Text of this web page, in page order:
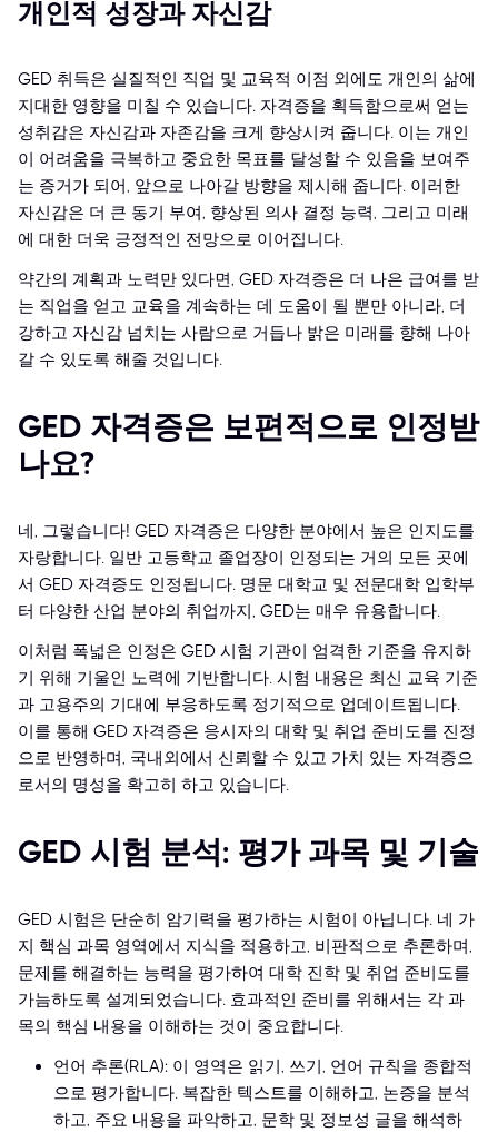
개인적 성장과 자신감
GED 취득은 실질적인 직업 및 교육적 이점 외에도 개인의 삶에
지대한 영향을 미칠 수 있습니다. 자격증을 획득함으로써 얻는
성취감은 자신감과 자존감을 크게 향상시켜 줍니다. 이는 개인
이 어려움을 극복하고 중요한 목표를 달성할 수 있음을 보여주
는 증거가 되어, 앞으로 나아갈 방향을 제시해 줍니다. 이러한
자신감은 더 큰 동기 부여, 향상된 의사 결정 능력, 그리고 미래
에 대한 더욱 긍정적인 전망으로 이어집니다.
약간의 계획과 노력만 있다면, GED 자격증은 더 나은 급여를 받
는 직업을 얻고 교육을 계속하는 데 도움이 될 뿐만 아니라, 더
강하고 자신감 넘치는 사람으로 거듭나 밝은 미래를 향해 나아
갈 수 있도록 해줄 것입니다.
GED 자격증은 보편적으로 인정받
나요?
네, 그렇습니다! GED 자격증은 다양한 분야에서 높은 인지도를
자랑합니다. 일반 고등학교 졸업장이 인정되는 거의 모든 곳에
서 GED 자격증도 인정됩니다. 명문 대학교 및 전문대학 입학부
터 다양한 산업 분야의 취업까지, GED는 매우 유용합니다.
이처럼 폭넓은 인정은 GED 시험 기관이 엄격한 기준을 유지하
기 위해 기울인 노력에 기반합니다. 시험 내용은 최신 교육 기준
과 고용주의 기대에 부응하도록 정기적으로 업데이트됩니다.
이를 통해 GED 자격증은 응시자의 대학 및 취업 준비도를 진정
으로 반영하며, 국내외에서 신뢰할 수 있고 가치 있는 자격증으
로서의 명성을 확고히 하고 있습니다.
GED 시험 분석: 평가 과목 및 기술
GED 시험은 단순히 암기력을 평가하는 시험이 아닙니다. 네 가
지 핵심 과목 영역에서 지식을 적용하고, 비판적으로 추론하며,
문제를 해결하는 능력을 평가하여 대학 진학 및 취업 준비도를
가늠하도록 설계되었습니다. 효과적인 준비를 위해서는 각 과
목의 핵심 내용을 이해하는 것이 중요합니다.
언어 추론(RLA): 이 영역은 읽기, 쓰기, 언어 규칙을 종합적
으로 평가합니다. 복잡한 텍스트를 이해하고, 논증을 분석
하고, 주요 내용을 파악하고, 문학 및 정보성 글을 해석하